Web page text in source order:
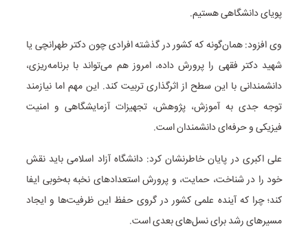
پویای دانشگاهی هستیم.
وی افزود: همان‌گونه که کشور در گذشته افرادی چون دکتر طهرانچی یا
شهید دکتر فقهی را پرورش داده، امروز هم می‌تواند با برنامه‌ریزی،
دانشمندانی با این سطح از اثرگذاری تربیت کند. این مهم اما نیازمند
توجه جدی به آموزش، پژوهش، تجهیزات آزمایشگاهی و امنیت
فیزیکی و حرفه‌ای دانشمندان است.
علی اکبری در پایان خاطرنشان کرد: دانشگاه آزاد اسلامی باید نقش
خود را در شناخت، حمایت، و پرورش استعدادهای نخبه به‌خوبی ایفا
کند؛ چرا که آینده علمی کشور در گروی حفظ این ظرفیت‌ها و ایجاد
مسیرهای رشد برای نسل‌های بعدی است.